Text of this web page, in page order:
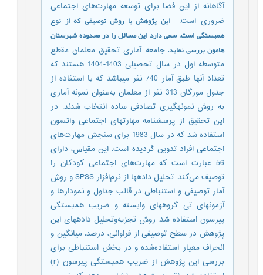
آگاهانه از این فضا برای توسعه مهارت‌های اجتماعی
ضروری است.
این پژوهش با روش توصیفی که از نوع
همبستگی است، سعی دارد این مسائل را در محدوده شهرستان
هامون بررسی نماید. جامعه آماری تحقیق معلمان مقطع
متوسطه اول در سال تحصیلی 1403-1404 هستند که
تعداد آن­ها طبق آمار 740 نفر می­باشد که با استفاده از
جدول مورگان 313 نفر از معلمان به‌عنوان نمونه آماری
به روش نمونه­گیری تصادفی ساده انتخاب شدند. در
این تحقیق از پرسشنامه مهارت­های اجتماعی واتسون
استفاده شد که در سال 1983 برای سنجش مهارت‌های
اجتماعی افراد تدوین گردیده است. این مقیاس، دارای
56 عبارت است که مهارت‌های اجتماعی کودکان را
توصیف می‌کند. تحلیل داده­ها از نرم‌افزار SPSS و روش
آمار توصیفی و استنباطی در قالب جداول و نمودارها و
آزمون­های تی گروه­های وابسته و ضریب همبستگی
پیرسون استفاده شد. روش تجزیه‌وتحلیل داده­های این
پژوهش در سطح توصیفی از فراوانی، درصد، میانگین و
انحراف معیار استفاده‌شده و در بخش استنباطی برای
بررسی این پژوهش از ضریب همبستگی پیرسون (r)